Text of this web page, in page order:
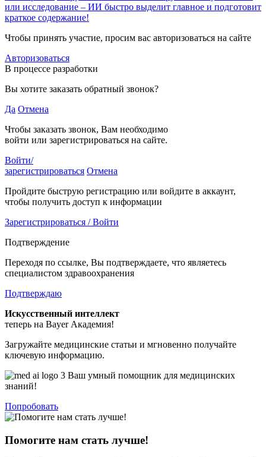
или исследование – ИИ быстро выделит главное и подготовит
краткое содержание!
Чтобы принять участие, просим вас авторизоваться на сайте
Авторизоваться
В процессе разработки
Вы хотите заказать обратный звонок?
Да Отмена
Чтобы заказать звонок, Вам необходимо
войти или зарегистрироваться на сайте.
Войти/
зарегистрироваться Отмена
Пройдите быструю регистрацию или войдите в аккаунт,
чтобы получить доступ к информации
Зарегистрироваться / Войти
Подтверждение
Переходя по ссылке, Вы подтверждаете, что являетесь
специалистом здравоохранения
Подтверждаю
Искусственный интеллект
теперь на Bayer Академия!
Загружайте медицинские статьи и мгновенно получайте
ключевую информацию.
Ваш умный помощник для медицинских
знаний!
Попробовать
Помогите нам стать лучше!